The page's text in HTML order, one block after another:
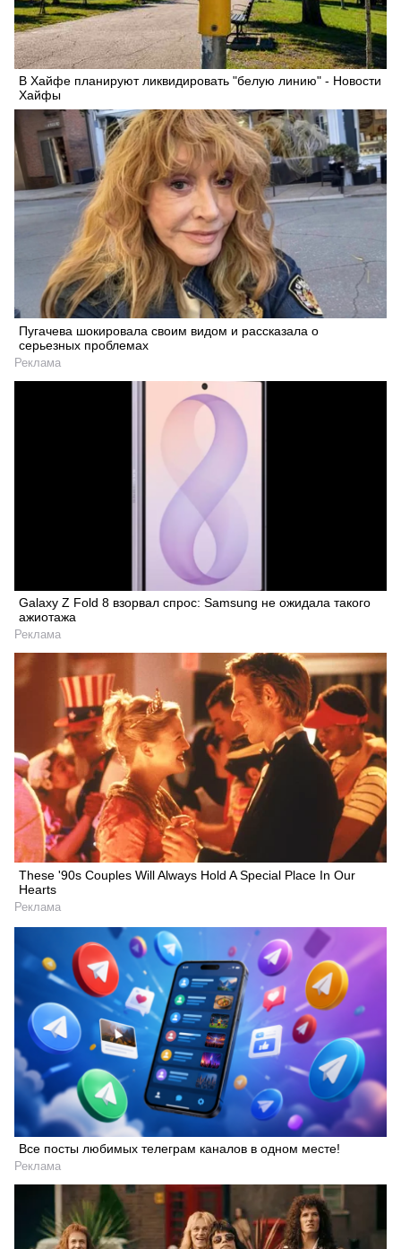
В Хайфе планируют ликвидировать "белую линию" - Новости
Хайфы
Пугачева шокировала своим видом и рассказала о
серьезных проблемах
Реклама
Galaxy Z Fold 8 взорвал спрос: Samsung не ожидала такого
ажиотажа
Реклама
These '90s Couples Will Always Hold A Special Place In Our
Hearts
Реклама
Все посты любимых телеграм каналов в одном месте!
Реклама